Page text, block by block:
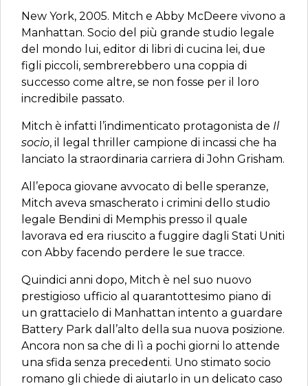
New York, 2005. Mitch e Abby McDeere vivono a
Manhattan. Socio del più grande studio legale
del mondo lui, editor di libri di cucina lei, due
figli piccoli, sembrerebbero una coppia di
successo come altre, se non fosse per il loro
incredibile passato.
Mitch è infatti l’indimenticato protagonista de Il
socio, il legal thriller campione di incassi che ha
lanciato la straordinaria carriera di John Grisham.
All’epoca giovane avvocato di belle speranze,
Mitch aveva smascherato i crimini dello studio
legale Bendini di Memphis presso il quale
lavorava ed era riuscito a fuggire dagli Stati Uniti
con Abby facendo perdere le sue tracce.
Quindici anni dopo, Mitch è nel suo nuovo
prestigioso ufficio al quarantottesimo piano di
un grattacielo di Manhattan intento a guardare
Battery Park dall’alto della sua nuova posizione.
Ancora non sa che di lì a pochi giorni lo attende
una sfida senza precedenti. Uno stimato socio
romano gli chiede di aiutarlo in un delicato caso